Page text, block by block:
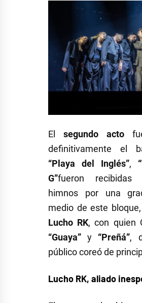
El segundo acto
definitivamente el
“Playa del Inglés”,
G”fueron recibidas
himnos por una
medio de este
Lucho RK, con quien
“Guaya” y “Preñá”,
público coreó de
Lucho RK, aliado